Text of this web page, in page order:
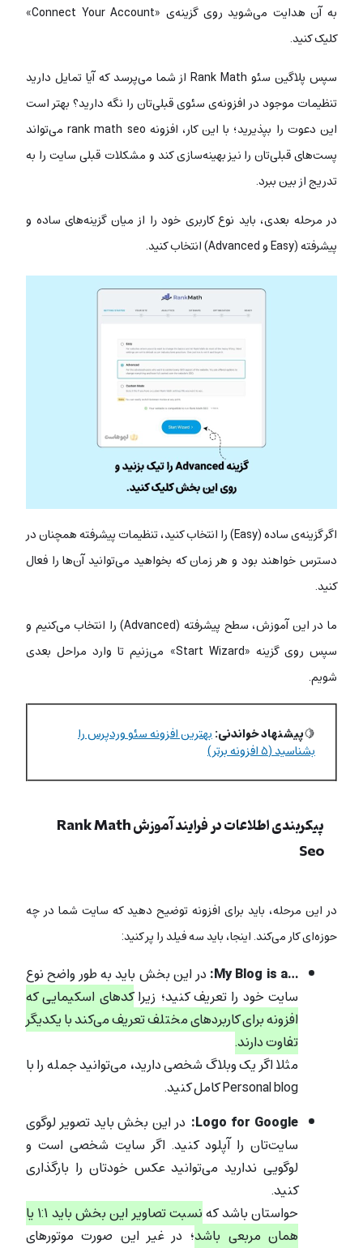
به آن هدایت می‌شوید روی گزینه‌ی «Connect Your Account»
کلیک کنید.
سپس پلاگین سئو Rank Math از شما می‌پرسد که آیا تمایل دارید
تنظیمات موجود در افزونه‌ی سئوی قبلی‌تان را نگه دارید؟ بهتر است
این دعوت را بپذیرید؛ با این کار، افزونه rank math seo می‌تواند
پست‌های قبلی‌تان را نیز بهینه‌سازی کند و مشکلات قبلی سایت را به
تدریج از بین ببرد.
در مرحله بعدی، باید نوع کاربری‌ خود را از میان گزینه‌های ساده و
پیشرفته (Easy و Advanced) انتخاب کنید.
اگر گزینه‌ی ساده (Easy) را انتخاب کنید، تنظیمات پیشرفته همچنان در
دسترس خواهند بود و هر زمان که بخواهید می‌توانید آن‌ها را فعال
کنید.
ما در این آموزش، سطح پیشرفته (Advanced) را انتخاب می‌کنیم و
سپس روی گزینه «Start Wizard» می‌زنیم تا وارد مراحل بعدی
شویم.
🍋پیشنهاد خواندنی:بهترین افزونه سئو وردپرس را
بشناسید (۵ افزونه برتر)
پیکربندی اطلاعات در فرایند آموزش Rank Math
Seo
در این مرحله، باید برای افزونه توضیح دهید که سایت شما در چه
حوزه‌ای کار می‌کند. اینجا، باید سه فیلد را پر کنید:
…My Blog is a:
در این بخش باید به طور واضح نوع
سایت خود را تعریف کنید؛ زیراکدهای اسکیمایی که
افزونه برای کاربردهای مختلف تعریف می‌کند با یکدیگر
تفاوت دارند.
مثلا اگر یک وبلاگ شخصی دارید، می‌توانید جمله را با
Personal blog کامل کنید.
Logo for Google: در این بخش باید تصویر لوگوی
سایت‌تان را آپلود کنید. اگر سایت شخصی است و
لوگویی ندارید می‌توانید عکس خودتان را بارگذاری
کنید.
حواستان باشد که
نسبت تصاویر این بخش باید ۱:۱ یا
همان مربعی باشد؛ در غیر این صورت موتورهای